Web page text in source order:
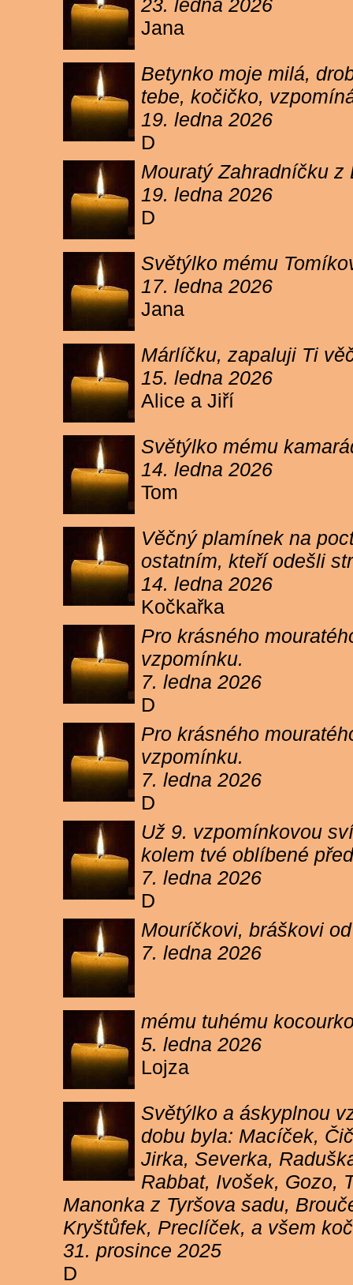
23. ledna 2026
Jana
Betynko moje milá,
tebe, kočičko,
19. ledna 2026
D
Mouratý Zahradníčku
19. ledna 2026
D
Světýlko mému
17. ledna 2026
Jana
Márlíčku, zapaluji Ti
15. ledna 2026
Alice a Jiří
Světýlko mému
14. ledna 2026
Tom
Věčný plamínek na
ostatním, kteří odešli
14. ledna 2026
Kočkařka
Pro krásného
vzpomínku.
7. ledna 2026
D
Pro krásného
vzpomínku.
7. ledna 2026
D
Už 9. vzpomínkovou
kolem tvé oblíbené
7. ledna 2026
D
Mouríčkovi, bráškovi
7. ledna 2026
mému tuhému
5. ledna 2026
Lojza
Světýlko a áskyplnou
dobu byla: Macíček,
Jirka, Severka,
Rabbat, Ivošek, Gozo,
Manonka z Tyršova sadu,
Kryštůfek, Preclíček, a všem
31. prosince 2025
D